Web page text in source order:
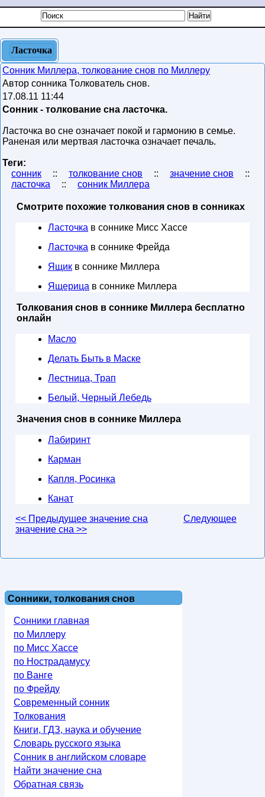
Ласточка
Сонник Миллера, толкование снов по Миллеру
Автор сонника Толкователь снов.
17.08.11 11:44
Сонник - толкование сна ласточка.
Ласточка во сне означает покой и гармонию в семье.
Раненая или мертвая ласточка означает печаль.
Теги:
сонник
:: толкование снов :: значение снов
::
ласточка
:: сонник Миллера
Смотрите похожие толкования снов в сонниках
Ласточка в соннике Мисс Хассе
Ласточка в соннике Фрейда
Ящик в соннике Миллера
Ящерица в соннике Миллера
Толкования снов в соннике Миллера бесплатно
онлайн
Масло
Делать Быть в Маске
Лестница, Трап
Белый, Черный Лебедь
Значения снов в соннике Миллера
Лабиринт
Карман
Капля, Росинка
Канат
<< Предыдущее значение сна
Следующее
значение сна >>
Сонники, толкования снов
Сонники главная
по Миллеру
по Мисс Хассе
по Нострадамусу
по Ванге
по Фрейду
Современный сонник
Толкования
Книги, ГДЗ, наука и обучение
Словарь русского языка
Сонник в английском словаре
Найти значение сна
Обратная связь